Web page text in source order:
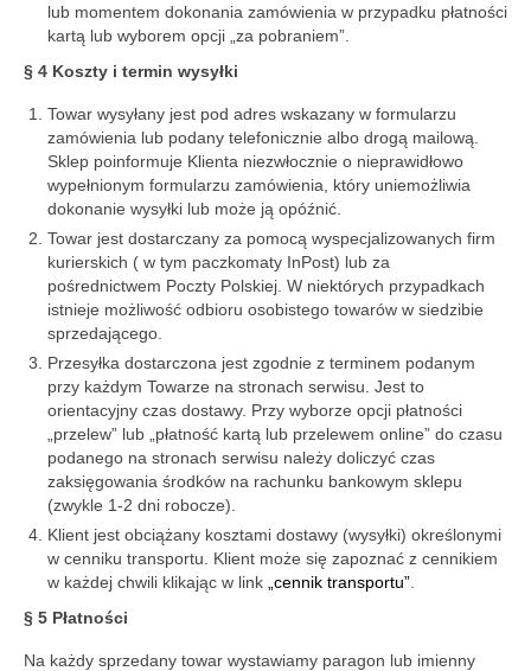
lub momentem dokonania zamówienia w przypadku płatności
kartą lub wyborem opcji „za pobraniem”.
§ 4 Koszty i termin wysyłki
Towar wysyłany jest pod adres wskazany w formularzu
zamówienia lub podany telefonicznie albo drogą mailową.
Sklep poinformuje Klienta niezwłocznie o nieprawidłowo
wypełnionym formularzu zamówienia, który uniemożliwia
dokonanie wysyłki lub może ją opóźnić.
Towar jest dostarczany za pomocą wyspecjalizowanych firm
kurierskich ( w tym paczkomaty InPost) lub za
pośrednictwem Poczty Polskiej. W niektórych przypadkach
istnieje możliwość odbioru osobistego towarów w siedzibie
sprzedającego.
Przesyłka dostarczona jest zgodnie z terminem podanym
przy każdym Towarze na stronach serwisu. Jest to
orientacyjny czas dostawy. Przy wyborze opcji płatności
„przelew” lub „płatność kartą lub przelewem online” do czasu
podanego na stronach serwisu należy doliczyć czas
zaksięgowania środków na rachunku bankowym sklepu
(zwykle 1-2 dni robocze).
Klient jest obciążany kosztami dostawy (wysyłki) określonymi
w cenniku transportu. Klient może się zapoznać z cennikiem
w każdej chwili klikając w link „cennik transportu”
§ 5 Płatności
Na każdy sprzedany towar wystawiamy paragon lub imienny